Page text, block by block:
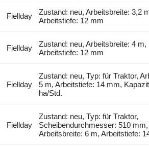
Fiellday
Zustand: neu, Arbeitsbreite: 3,2
Arbeitstiefe: 12 mm
Fiellday
Zustand: neu, Arbeitsbreite: 4 m,
Arbeitstiefe: 12 mm
Fiellday
Zustand: neu, Typ: für Traktor,
5 m, Arbeitstiefe: 14 mm,
ha/Std.
Fiellday
Zustand: neu, Typ: für Traktor,
Scheibendurchmesser: 510 mm,
Arbeitsbreite: 6 m, Arbeitstiefe: